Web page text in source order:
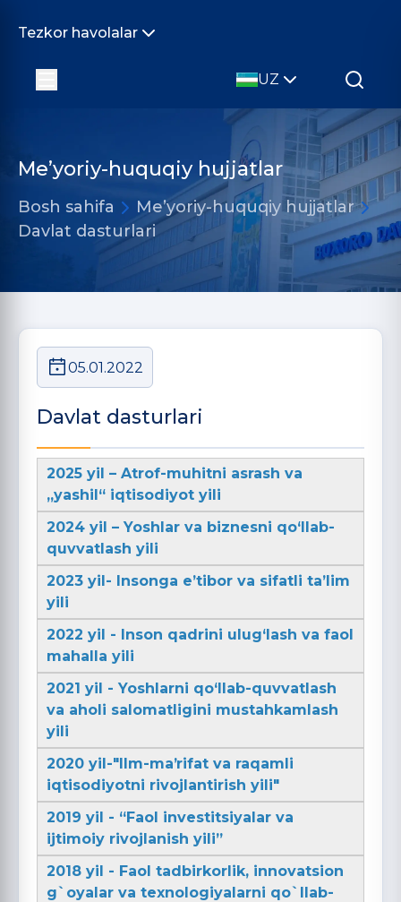
Tezkor havolalar
UZ
Me’yoriy-huquqiy hujjatlar
Bosh sahifa
Me’yoriy-huquqiy hujjatlar
Davlat dasturlari
05.01.2022
Davlat dasturlari
2025 yil – Atrof-muhitni asrash va
„yashil“ iqtisodiyot yili
2024 yil – Yoshlar va biznesni qo‘llab-
quvvatlash yili
2023 yil- Insonga e’tibor va sifatli ta’lim
yili
2022 yil - Inson qadrini ulug‘lash va faol
mahalla yili
2021 yil - Yoshlarni qo‘llab-quvvatlash
va aholi salomatligini mustahkamlash
yili
2020 yil-"Ilm-maʼrifat va raqamli
iqtisodiyotni rivojlantirish yili"
2019 yil - “Faol investitsiyalar va
ijtimoiy rivojlanish yili”
2018 yil - Faol tadbirkorlik, innovatsion
g`oyalar va texnologiyalarni qo`llab-